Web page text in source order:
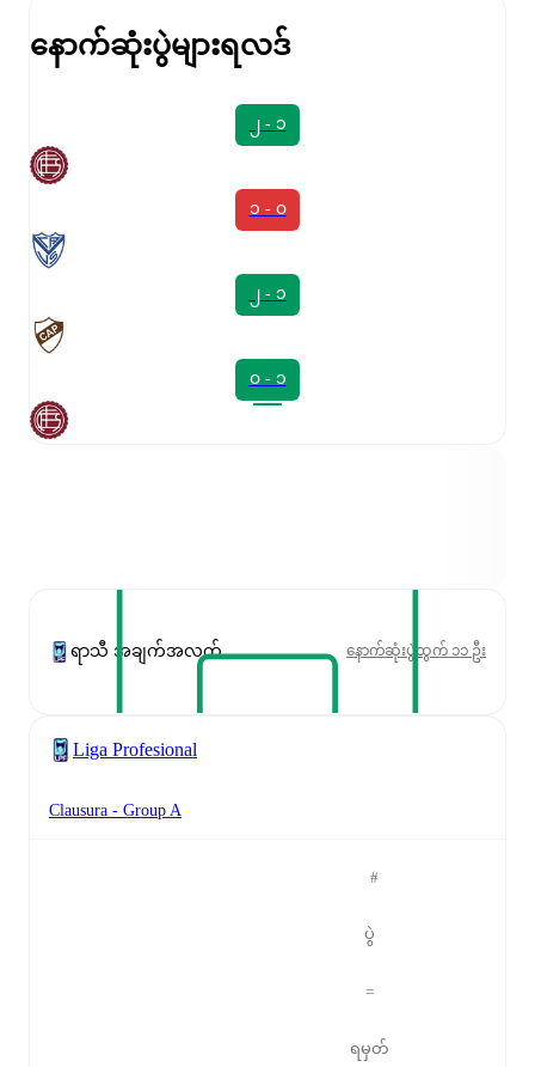
နောက်ဆုံးပွဲများရလဒ်
၂ - ၁
၁ - ၀
၂ - ၁
၀ - ၁
ရာသီ အချက်အလက် နောက်ဆုံးပွဲထွက် ၁၁ ဦး
Liga Profesional
Clausura - Group A
#
ပွဲ
=
ရမှတ်